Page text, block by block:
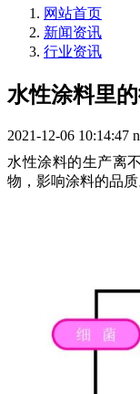
网站首页
新闻资讯
行业资讯
水性涂料里
2021-12-06 10:14:47
水性涂料的生产离
物， 影响涂料的品质